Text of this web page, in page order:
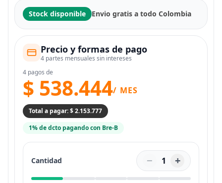
Stock disponible Envio gratis a todo Colombia
Precio y formas de pago
4 partes mensuales sin intereses
4 pagos de
$ 538.444/ MES
Total a pagar: $ 2.153.777
1% de dcto pagando con Bre-B
Cantidad − 1 +